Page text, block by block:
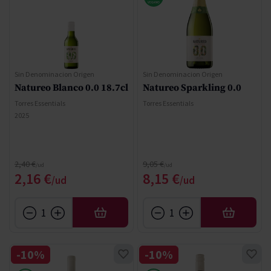
Sin Denominacion Origen
Natureo Blanco 0.0 18.7cl
Torres Essentials
2025
Special Price
2,16 €
Regular Price
2,40 €
AFEGIR
Sin Denominacion Origen
Natureo Sparkling 0.0
Torres Essentials
Special Price
8,15 €
Regular Price
9,05 €
AFEGIR
-10% -10%